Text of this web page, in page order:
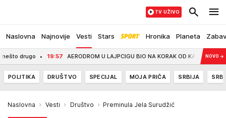
Naslovna Najnovije Vesti Stars Hronika Planeta
TV UŽIVO
drugo 19:57 AERODROM U LAJPCIGU BIO NA KORAK OD KATASTROFE:
NOVO →
POLITIKA DRUŠTVO SPECIJAL MOJA PRIČA SRBIJA
Naslovna Vesti Društvo Preminula Jela Surudžić